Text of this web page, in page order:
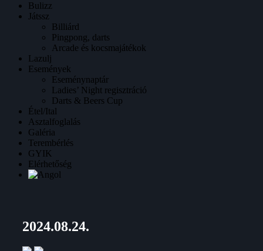
Bulizz
Játssz
Billiárd
Pingpong, darts
Arcade és kocsmajátékok
Lazulj
Események
Eseménynaptár
Ladies’ Night regisztráció
Darts & Beers Cup
Étel/Ital
Asztalfoglalás
Galéria
Terembérlés
GYIK
Elérhetőség
2024.08.24.